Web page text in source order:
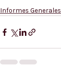
Informes Generales